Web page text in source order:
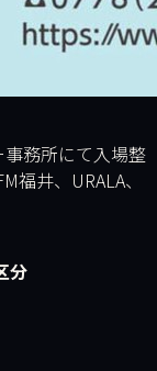
務所にて入場整
井、URALA、
分